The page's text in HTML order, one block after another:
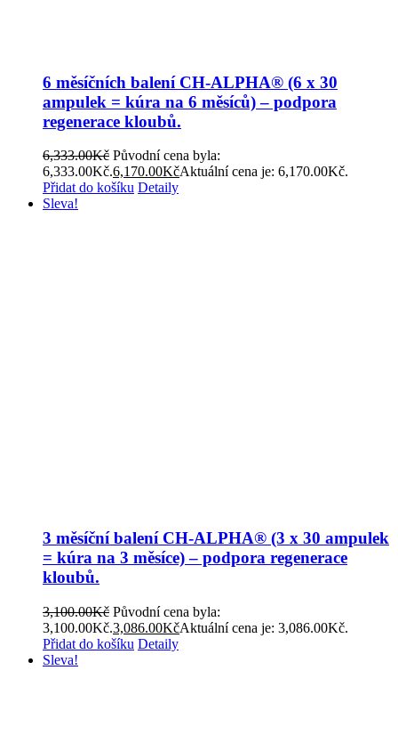
6 měsíčních balení CH-ALPHA® (6 x 30
ampulek = kúra na 6 měsíců) – podpora
regenerace kloubů.
6,333.00Kč Původní cena byla:
6,333.00Kč.6,170.00KčAktuální cena je: 6,170.00Kč.
Přidat do košíku Detaily
Sleva!
3 měsíční balení CH-ALPHA® (3 x 30 ampulek
= kúra na 3 měsíce) – podpora regenerace
kloubů.
3,100.00Kč Původní cena byla:
3,100.00Kč.3,086.00KčAktuální cena je: 3,086.00Kč.
Přidat do košíku Detaily
Sleva!